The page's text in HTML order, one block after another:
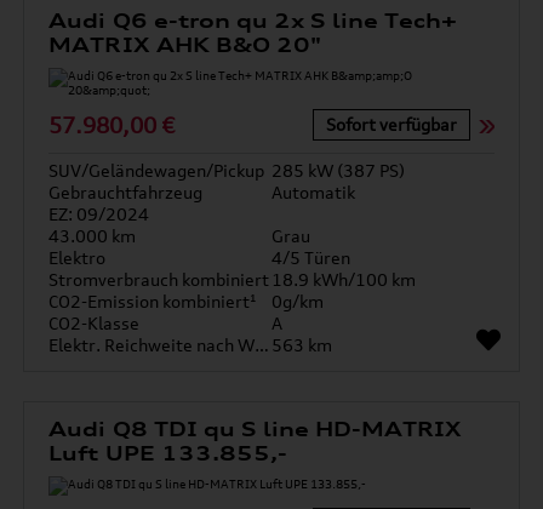
Audi Q6 e-tron qu 2x S line Tech+
MATRIX AHK B&O 20"
57.980,00 € Sofort verfügbar
SUV/Geländewagen/Pickup 285 kW (387 PS)
Gebrauchtfahrzeug
Automatik
EZ: 09/2024
43.000 km
Grau
Elektro
4/5 Türen
Stromverbrauch kombiniert 18.9 kWh/100 km
CO2-Emission kombiniert¹
0g/km
CO2-Klasse
A
Elektr. Reichweite nach WLTP* 563 km
Audi Q8 TDI qu S line HD-MATRIX
Luft UPE 133.855,-